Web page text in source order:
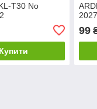
T30 No
Купити
99